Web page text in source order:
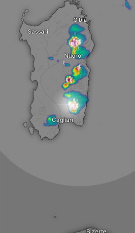
Bizerte
Cagliari
Nuoro
Sassari
Olbia